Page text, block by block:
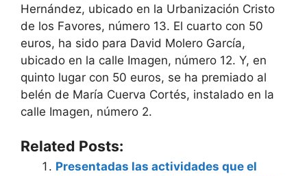
Hernández, ubicado en la Urbanización Cristo
de los Favores, número 13. El cuarto con 50
euros, ha sido para David Molero García,
ubicado en la calle Imagen, número 12. Y, en
quinto lugar con 50 euros, se ha premiado al
belén de María Cuerva Cortés, instalado en la
calle Imagen, número 2.
Related Posts:
Presentadas las actividades que el